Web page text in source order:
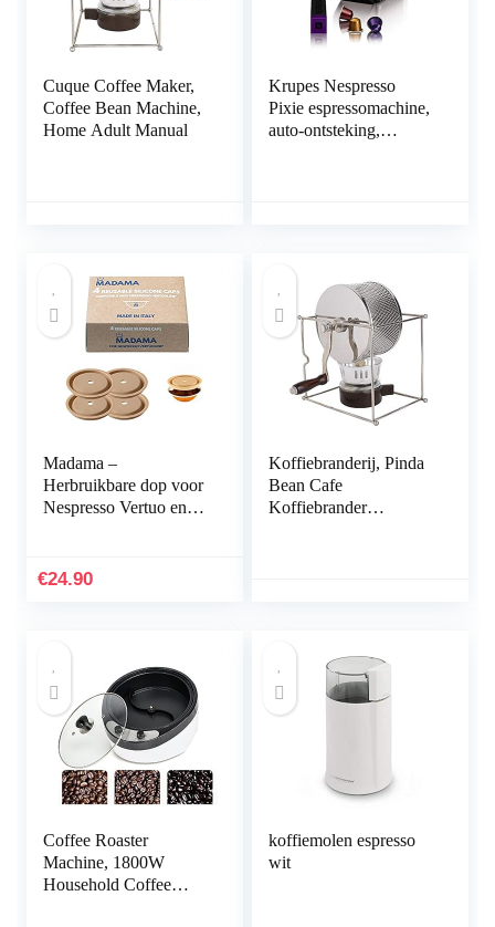
Cuque Coffee Maker,
Coffee Bean Machine,
Home Adult Manual
Krupes Nespresso
Pixie espressomachine,
auto-ontsteking,
Madama –
Herbruikbare dop voor
Nespresso Vertuo en
compatibel.
€24.90
Koffiebranderij, Pinda
Bean Cafe
Koffiebrander
Coffee Roaster
Machine, 1800W
Household Coffee
koffiemolen espresso
wit